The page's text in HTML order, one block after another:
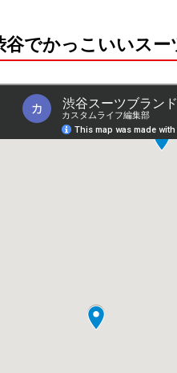
谷でかっこいいス